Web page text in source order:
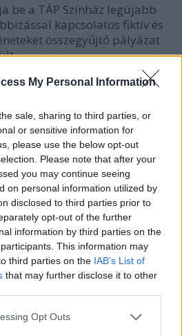
My Personal Information
sale, sharing to third parties, or
or sensitive information for
please use the below opt-out
Please note that after your
you may continue seeing
on personal information utilized by
disclosed to third parties prior to
opt-out of the further
information by third parties on the
This information may
third parties on the IAB’s List of
that may further disclose it to other
app uses one or more Google
Opt Outs
be a TÁP Színház legújabb
kapcsolatos fiktív és
összegyűjtő pályázat
Andor Budaörsön